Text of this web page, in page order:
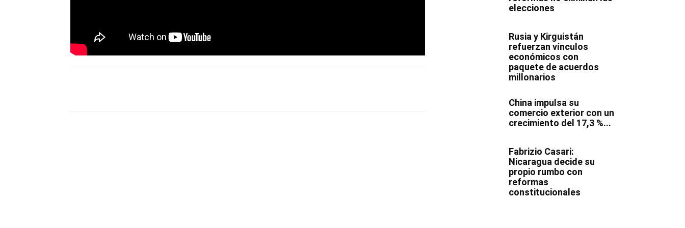
elecciones
Rusia y Kirguistán
refuerzan vínculos
económicos con
paquete de acuerdos
millonarios
China impulsa su
comercio exterior con un
crecimiento del 17,3 %...
Fabrizio Casari:
Nicaragua decide su
propio rumbo con
reformas
constitucionales